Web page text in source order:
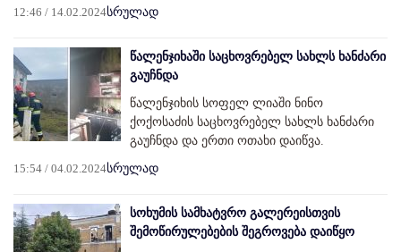
12:46 / 14.02.2024სრულად
წალენჯიხაში საცხოვრებელ სახლს ხანძარი
გაუჩნდა
წალენჯიხის სოფელ ლიაში ნინო
ქოქოსაძის საცხოვრებელ სახლს ხანძარი
გაუჩნდა და ერთი ოთახი დაიწვა.
15:54 / 04.02.2024სრულად
სოხუმის სამხატვრო გალერეისთვის
შემოწირულებების შეგროვება დაიწყო